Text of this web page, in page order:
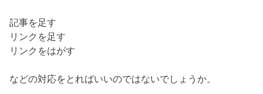
記事を足す
リンクを足す
リンクをはがす
などの対応をとればいいのではないでしょうか。